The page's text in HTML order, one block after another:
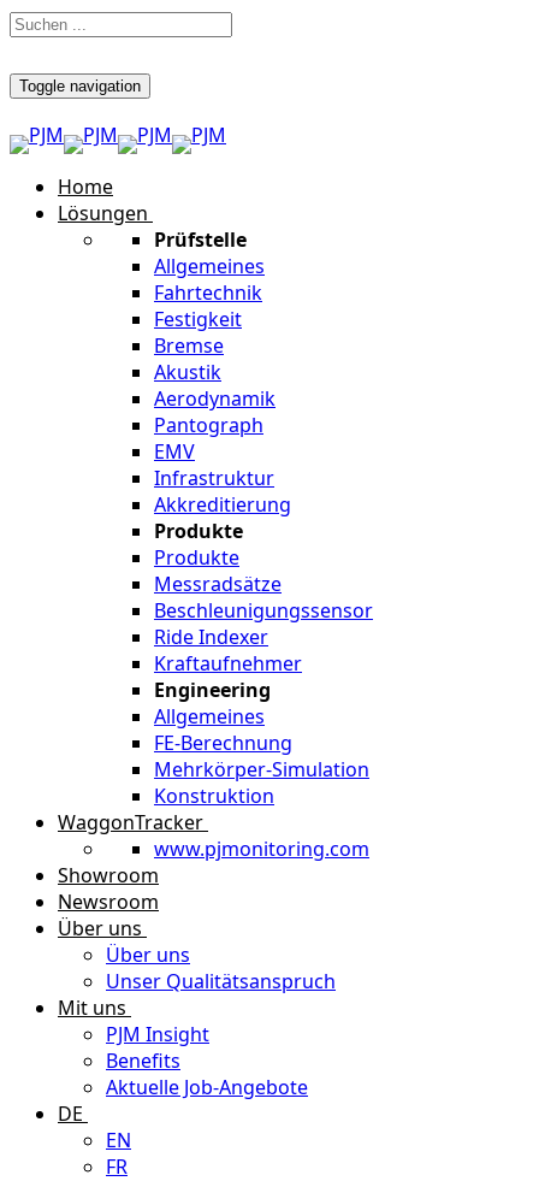
Toggle navigation
Home
Lösungen
Prüfstelle
Allgemeines
Fahrtechnik
Festigkeit
Bremse
Akustik
Aerodynamik
Pantograph
EMV
Infrastruktur
Akkreditierung
Produkte
Produkte
Messradsätze
Beschleunigungssensor
Ride Indexer
Kraftaufnehmer
Engineering
Allgemeines
FE-Berechnung
Mehrkörper-Simulation
Konstruktion
WaggonTracker
www.pjmonitoring.com
Showroom
Newsroom
Über uns
Über uns
Unser Qualitätsanspruch
Mit uns
PJM Insight
Benefits
Aktuelle Job-Angebote
DE
EN
FR